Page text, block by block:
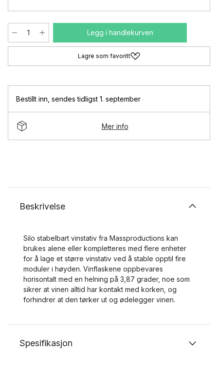
Legg i handlekurven
Lagre som favoritt
Bestillt inn sendes tidligst 1. september
Mer info
Beskrivelse
Silo stabelbart vinstativ fra Massproductions kan
brukes alene eller kompletteres med flere enheter
for å lage et større vinstativ ved å stable opptil fire
moduler i høyden. Vinflaskene oppbevares
horisontalt med en helning på 3,87 grader, noe som
sikrer at vinen alltid har kontakt med korken, og
forhindrer at den tørker ut og ødelegger vinen.
Spesifikasjon